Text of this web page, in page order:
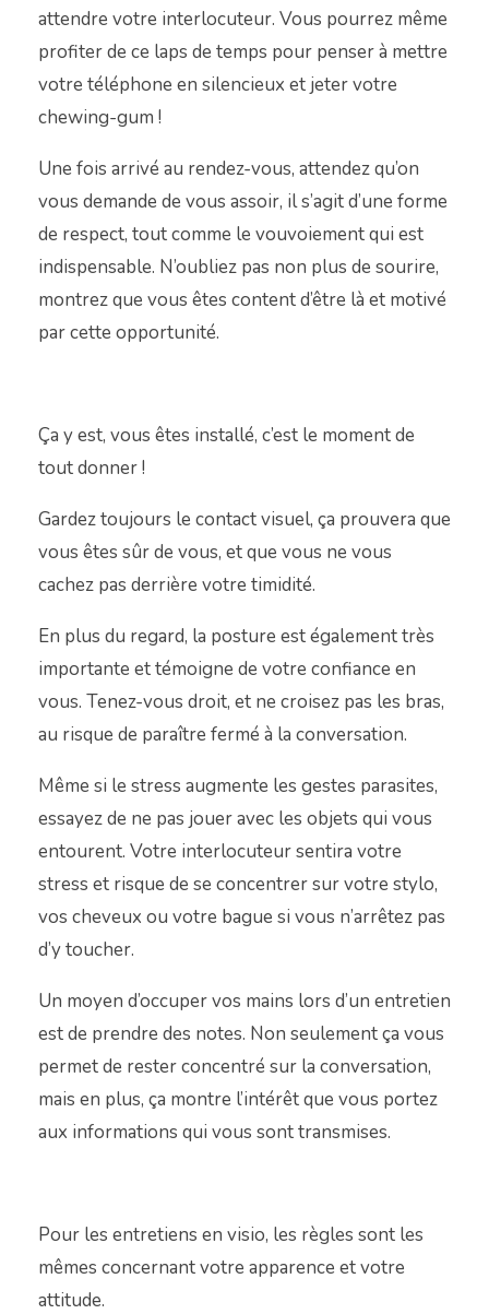
attendre votre interlocuteur. Vous pourrez même
profiter de ce laps de temps pour penser à mettre
votre téléphone en silencieux et jeter votre
chewing-gum !
Une fois arrivé au rendez-vous, attendez qu’on
vous demande de vous assoir, il s’agit d’une forme
de respect, tout comme le vouvoiement qui est
indispensable. N’oubliez pas non plus de sourire,
montrez que vous êtes content d’être là et motivé
par cette opportunité.
Ça y est, vous êtes installé, c’est le moment de
tout donner !
Gardez toujours le contact visuel, ça prouvera que
vous êtes sûr de vous, et que vous ne vous
cachez pas derrière votre timidité.
En plus du regard, la posture est également très
importante et témoigne de votre confiance en
vous. Tenez-vous droit, et ne croisez pas les bras,
au risque de paraître fermé à la conversation.
Même si le stress augmente les gestes parasites,
essayez de ne pas jouer avec les objets qui vous
entourent. Votre interlocuteur sentira votre
stress et risque de se concentrer sur votre stylo,
vos cheveux ou votre bague si vous n’arrêtez pas
d’y toucher.
Un moyen d’occuper vos mains lors d’un entretien
est de prendre des notes. Non seulement ça vous
permet de rester concentré sur la conversation,
mais en plus, ça montre l’intérêt que vous portez
aux informations qui vous sont transmises.
Pour les entretiens en visio, les règles sont les
mêmes concernant votre apparence et votre
attitude.